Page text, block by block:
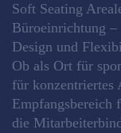
Soft Seating
Büroeinrichtung –
Design und
Ob als Ort für
für konzentriertes
Empfangsbereich
die